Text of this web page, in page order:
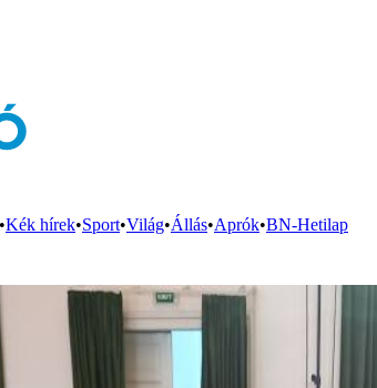
•Kék hírek•Sport•Világ•Állás•Aprók•BN-Hetilap